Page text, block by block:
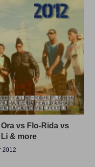
vs Flo-Rida vs
& more
2012